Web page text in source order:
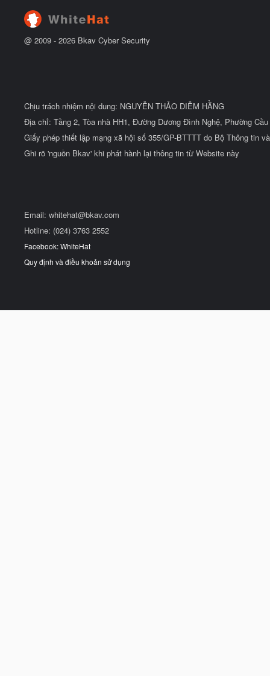
@ 2009 - 2026 Bkav Cyber Security
Chịu trách nhiệm nội dung: NGUYỄN THẢO DIỄM HẰNG
Địa chỉ: Tầng 2, Tòa nhà HH1, Đường Dương Đình Nghệ, Phường
Giấy phép thiết lập mạng xã hội số 355/GP-BTTTT do Bộ Thông tin
Ghi rõ 'nguồn Bkav' khi phát hành lại thông tin từ Website này
Email: whitehat@bkav.com
Hotline: (024) 3763 2552
Facebook: WhiteHat
Quy định và điều khoản sử dụng